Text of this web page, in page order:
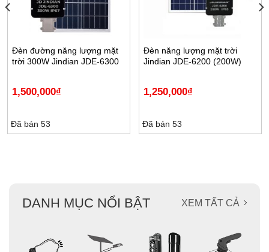
Đèn đường năng lượng mặt
trời 300W Jindian JDE-6300
1,500,000₫
Đã bán 53
Đèn năng lượng mặt trời
Jindian JDE-6200 (200W)
1,250,000₫
Đã bán 53
DANH MỤC NỔI BẬT XEM TẤT CẢ